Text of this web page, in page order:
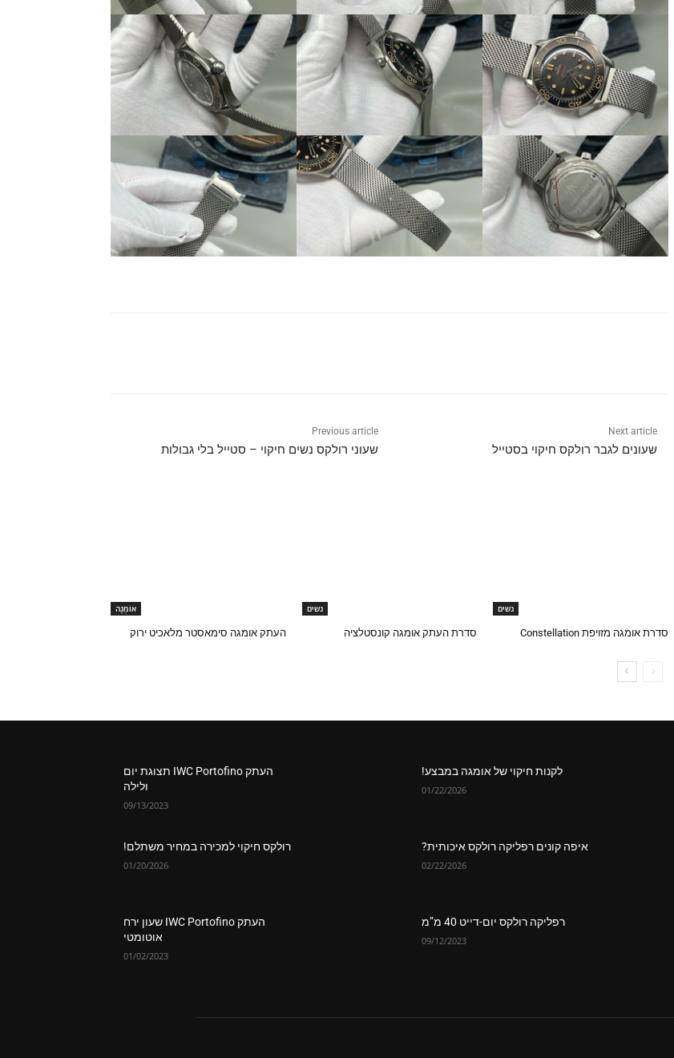
Previous article
שעוני רולקס נשים חיקוי – סטייל בלי גבולות
Next article
שעונים לגבר רולקס חיקוי בסטייל
נשים
סדרת אומגה מזויפת Constellation
נשים
סדרת העתק אומגה קונסטלציה
אוֹמֶגָה
העתק אומגה סימאסטר מלאכיט ירוק
העתק IWC Portofino תצוגת יום
ולילה
09/13/2023
רולקס חיקוי למכירה במחיר משתלם!
01/20/2026
העתק IWC Portofino שעון ירח
אוטומטי
01/02/2023
לקנות חיקוי של אומגה במבצע!
01/22/2026
איפה קונים רפליקה רולקס איכותית?
02/22/2026
רפליקה רולקס יום-דייט 40 מ”מ
09/12/2023